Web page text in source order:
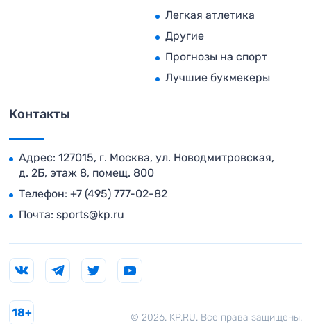
Легкая атлетика
Другие
Прогнозы на спорт
Лучшие букмекеры
Контакты
Адрес: 127015, г. Москва, ул. Новодмитровская,
д. 2Б, этаж 8, помещ. 800
Телефон: +7 (495) 777-02-82
Почта: sports@kp.ru
© 2026. KP.RU. Все права защищены.
18+